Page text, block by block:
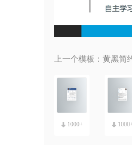
上一个模板：黄黑简
简约通用求职简历模板
1000+ 个性线